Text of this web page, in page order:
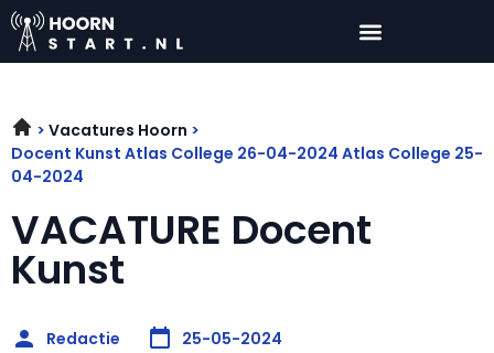
Vacatures Hoorn
Docent Kunst Atlas College 26-04-2024 Atlas College 25-
04-2024
VACATURE Docent
Kunst
Redactie 25-05-2024